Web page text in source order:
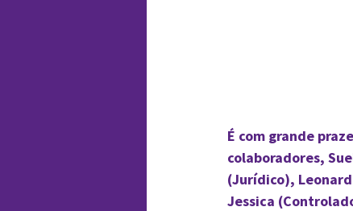
É com grande
colaboradores,
(Jurídico),
Jessica